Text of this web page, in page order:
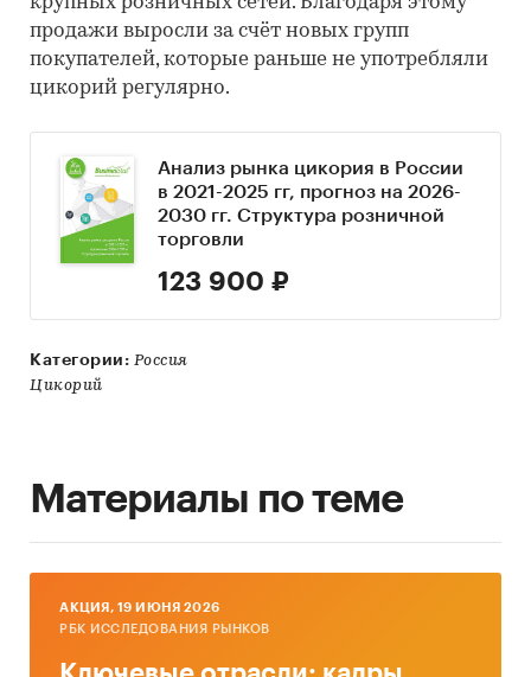
продажи выросли за счёт новых групп
покупателей, которые раньше не употребляли
цикорий регулярно.
Анализ рынка цикория в России
в 2021-2025 гг, прогноз на 2026-
2030 гг. Структура розничной
торговли
123 900 ₽
Категории: Россия
Цикорий
Материалы по теме
AКЦИЯ, 19 ИЮНЯ 2026
РБК ИССЛЕДОВАНИЯ РЫНКОВ